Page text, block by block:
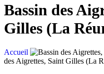
Bassin des
Gilles (La
Accueil
des Aigrettes, Saint Gilles (La